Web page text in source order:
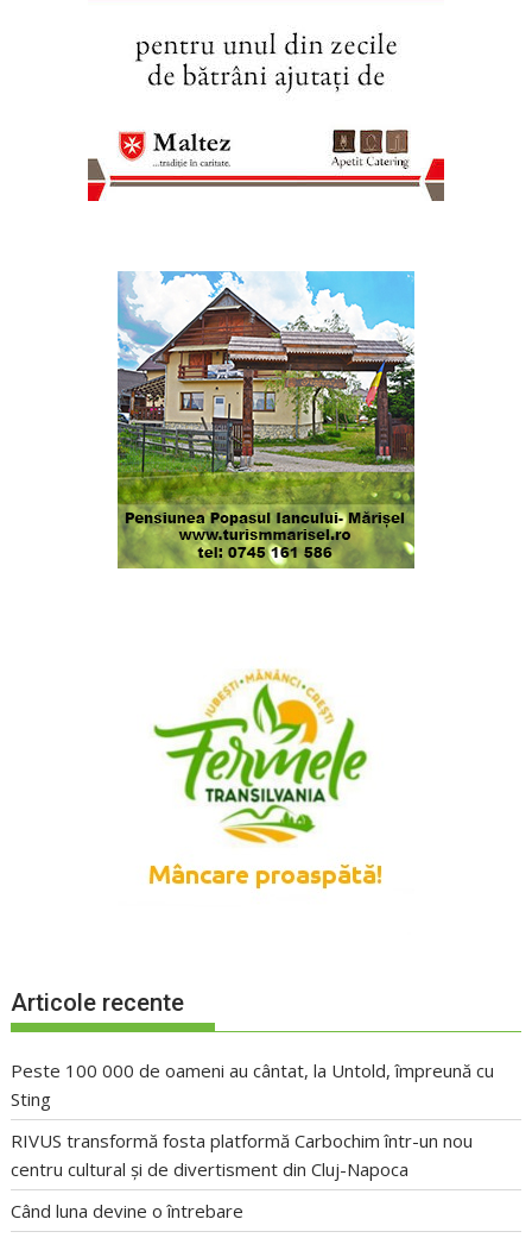
Articole recente
Peste 100 000 de oameni au cântat, la Untold, împreună cu
Sting
RIVUS transformă fosta platformă Carbochim într-un nou
centru cultural și de divertisment din Cluj-Napoca
Când luna devine o întrebare